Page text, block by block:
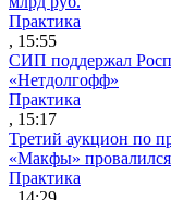
Практика
, 15:55
СИП поддержал
«Нетдолгофф»
Практика
, 15:17
Третий аукцион по
«Макфы» провалился
Практика